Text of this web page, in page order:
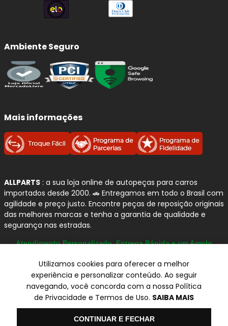
Ambiente Seguro
Mais informações
ALLPARTS : a sua loja online de autopeças para carros
importados desde 2000. 🚗 Entregamos em todo o Brasil com
agilidade e preço justo. Encontre peças de reposição originais
das melhores marcas e tenha a garantia de qualidade e
segurança nas estradas.
Atendimento Personalizado, Entrega Rápida e um Amplo
© Copyright 2000-2026
ALLPARTS Com. de Peças Automotivas Ltda.
CNPJ 03.724.695/0001-42 - Av. Avelino Capellato, 450 - Santa
Utilizamos cookies para oferecer a melhor
experiência e personalizar conteúdo. Ao seguir
navegando, você concorda com a nossa Política
de Privacidade e Termos de Uso. SAIBA MAIS
CONTINUAR E FECHAR